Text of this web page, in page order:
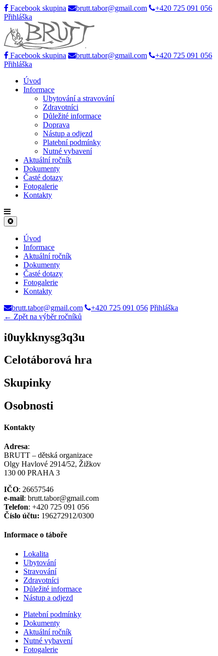
Facebook skupina brutt.tabor@gmail.com
+420 725 091 056
Přihláška
Facebook skupina brutt.tabor@gmail.com
+420 725 091 056
Přihláška
Úvod
Informace
Ubytování a stravování
Zdravotníci
Důležité informace
Doprava
Nástup a odjezd
Platební podmínky
Nutné vybavení
Aktuální ročník
Dokumenty
Časté dotazy
Fotogalerie
Kontakty
Úvod
Informace
Aktuální ročník
Dokumenty
Časté dotazy
Fotogalerie
Kontakty
brutt.tabor@gmail.com
+420 725 091 056 Přihláška
← Zpět na výběr ročníků
i0uykknysg3q3u
Celotáborová hra
Skupinky
Osobnosti
Kontakty
Adresa:
BRUTT – dětská organizace
Olgy Havlové 2914/52, Žižkov
130 00 PRAHA 3
IČO: 26657546
e-mail: brutt.tabor@gmail.com
Telefon: +420 725 091 056
Číslo účtu: 196272912/0300
Informace o táboře
Lokalita
Ubytování
Stravování
Zdravotníci
Důležité informace
Nástup a odjezd
Platební podmínky
Dokumenty
Aktuální ročník
Nutné vybavení
Fotogalerie